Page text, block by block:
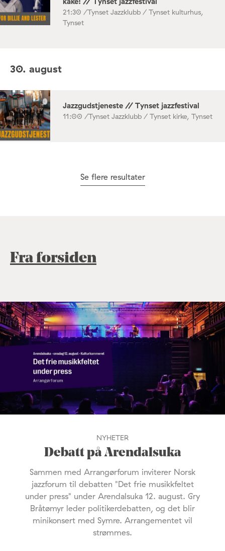
21:30 /Tynset Jazzklubb / Tynset kulturhus,
Tynset
30. august
Jazzgudstjeneste // Tynset jazzfestival
11:00 /Tynset Jazzklubb / Tynset kirke, Tynset
Se flere resultater
Fra forsiden
NYHETER
Debatt på Arendalsuka
Sammen med Arrangørforum inviterer Norsk
jazzforum til debatten "Det frie musikkfeltet
under press" under Arendalsuka 12. august. Gry
Bråtømyr leder politikerdebatten, og det blir
minikonsert med Symre. Arrangementet vil
strømmes.